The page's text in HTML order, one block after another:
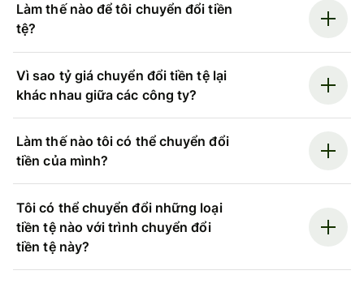
Làm thế nào để tôi chuyển đổi tiền
tệ?
Vì sao tỷ giá chuyển đổi tiền tệ lại
khác nhau giữa các công ty?
Làm thế nào tôi có thể chuyển đổi
tiền của mình?
Tôi có thể chuyển đổi những loại
tiền tệ nào với trình chuyển đổi
tiền tệ này?